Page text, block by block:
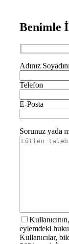
Benimle
Adınız
Telefon
E-Posta
Sorunuz yada
eylemdeki
Kullanıcılar,